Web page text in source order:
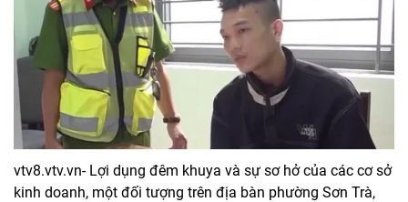
vtv8.vtv.vn- Lợi dụng đêm khuya và sự sơ hở của các cơ sở
kinh doanh, một đối tượng trên địa bàn phường Sơn Trà,